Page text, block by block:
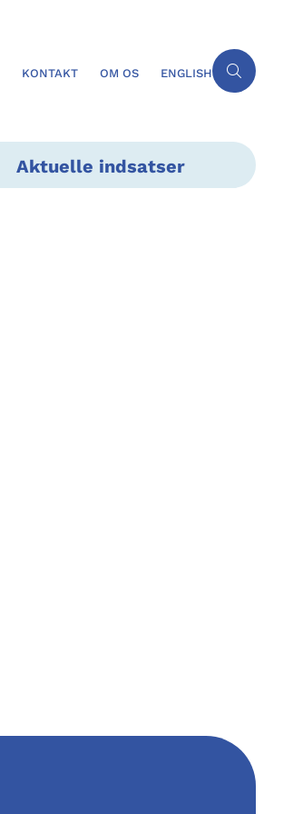
KONTAKT OM OS ENGLISH
Aktuelle indsatser